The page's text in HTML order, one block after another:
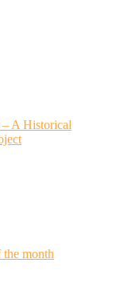
A Historical
month